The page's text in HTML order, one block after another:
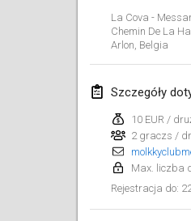
La Cova -
Chemin De La
Arlon Belgia
Szczegóły
10 EUR /
2 graczs /
Max. liczba
Rejestracja do:
Open de
20 mar 2021
kwiecień 2021
Tournoi
9 kwi 2021 |
ANULOWANY
Indoor de